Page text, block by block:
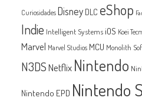
Curiosidades Disney DLC eShop
Indie Intelligent Systems iOS Koei
Marvel Marvel Studios MCU Monolith
N3DSNetflix Nintendo
Nintendo EPD Nintendo